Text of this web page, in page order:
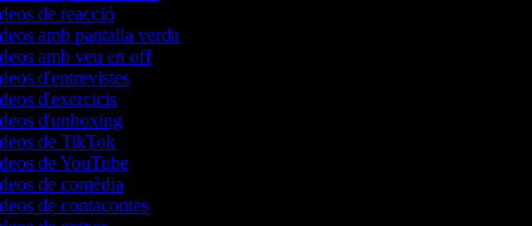
de reacció
amb pantalla verda
amb veu en off
d'entrevistes
d'exercicis
d'unboxing
de TikTok
de YouTube
de comèdia
de contacontes